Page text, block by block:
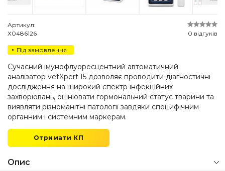
Артикул:
Х0486126
0 відгуків
Під замовлення
Сучасний імунофлуоресцентний автоматичний
аналізатор vetXpert I5 дозволяє проводити діагностичні
дослідження на широкий спектр інфекційних
захворювань, оцінювати гормональний статус тварини та
виявляти різноманітні патології завдяки специфічним
органним і системним маркерам.
Отримати КП
Опис